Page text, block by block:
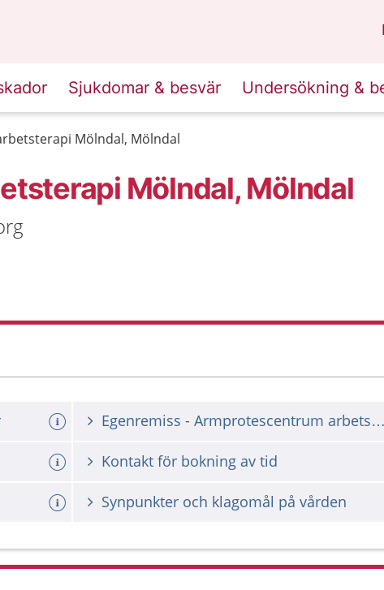
Sjukdomar & besvär Undersökning &
Mölndal, Mölndal
Mölndal, Mölndal
Egenremiss - Armprotescentrum
Kontakt för bokning av tid
Synpunkter och klagomål på vården